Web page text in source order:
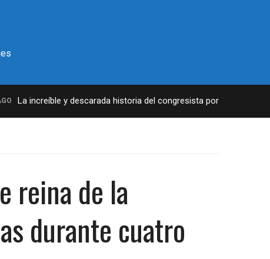
La increíble y descarada historia del congresista por NY George
reina de la
durante cuatro